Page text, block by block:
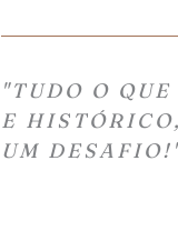
"TUDO O
E
UM